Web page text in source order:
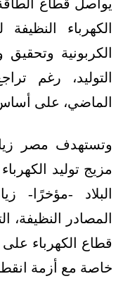
يواصل قطاع
الكهرباء
الكربونية
التوليد، رغم
الماضي، على
وتستهدف مصر
البلاد -مؤخرًا-
المصادر النظيفة،
قطاع الكهرباء على
خاصة مع أزمة